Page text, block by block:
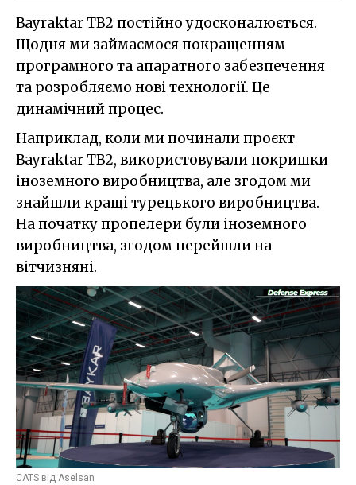
Bayraktar TB2 постійно удосконалюється.
Щодня ми займаємося покращенням
програмного та апаратного забезпечення
та розробляємо нові технології. Це
динамічний процес.
Наприклад, коли ми починали проєкт
Bayraktar TB2, використовували покришки
іноземного виробництва, але згодом ми
знайшли кращі турецького виробництва.
На початку пропелери були іноземного
виробництва, згодом перейшли на
вітчизняні.
CATS від Aselsan